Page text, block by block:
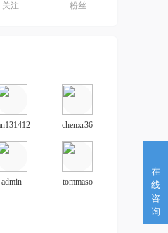
关注 粉丝
chenxr36
admin tommaso
在
线
咨
询